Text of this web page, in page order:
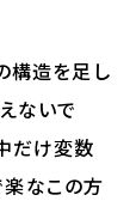
造を足し
ないで
だけ変数
楽なこの方